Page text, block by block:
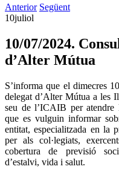
Anterior Següent
10juliol
10/07/2024.
d’Alter Mútua
S’informa que el dimecres
delegat d’Alter Mútua a les
seu de l’ICAIB per atendre
que es vulguin informar
entitat, especialitzada en la
per als col·legiats,
cobertura de previsió
d’estalvi, vida i salut.